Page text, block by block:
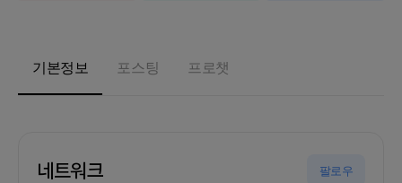
기본정보 포스팅 프로챗
네트워크 팔로우